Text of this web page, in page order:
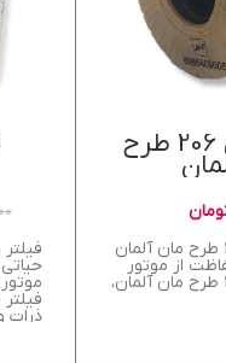
فیلتر روغن 206 طرح
فیلتر روغن پژو 206 طرح مان آلمان
از موتور
ذرات